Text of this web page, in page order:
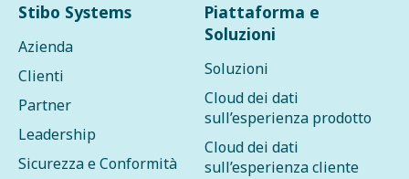
Stibo Systems
Azienda
Clienti
Partner
Leadership
Sicurezza e Conformità
Piattaforma e
Soluzioni
Soluzioni
Cloud dei dati
sull’esperienza prodotto
Cloud dei dati
sull’esperienza cliente